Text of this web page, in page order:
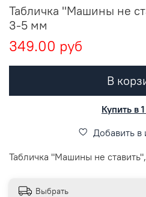
Табличка "Машины не
3-5 мм
349.00 руб
В
Купить в
Добавить в
Табличка "Машины не
Выбрать